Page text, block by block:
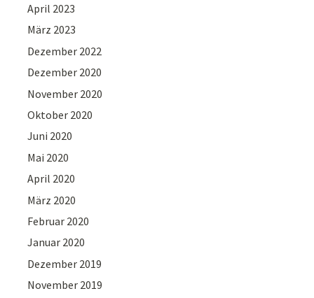
April 2023
März 2023
Dezember 2022
Dezember 2020
November 2020
Oktober 2020
Juni 2020
Mai 2020
April 2020
März 2020
Februar 2020
Januar 2020
Dezember 2019
November 2019